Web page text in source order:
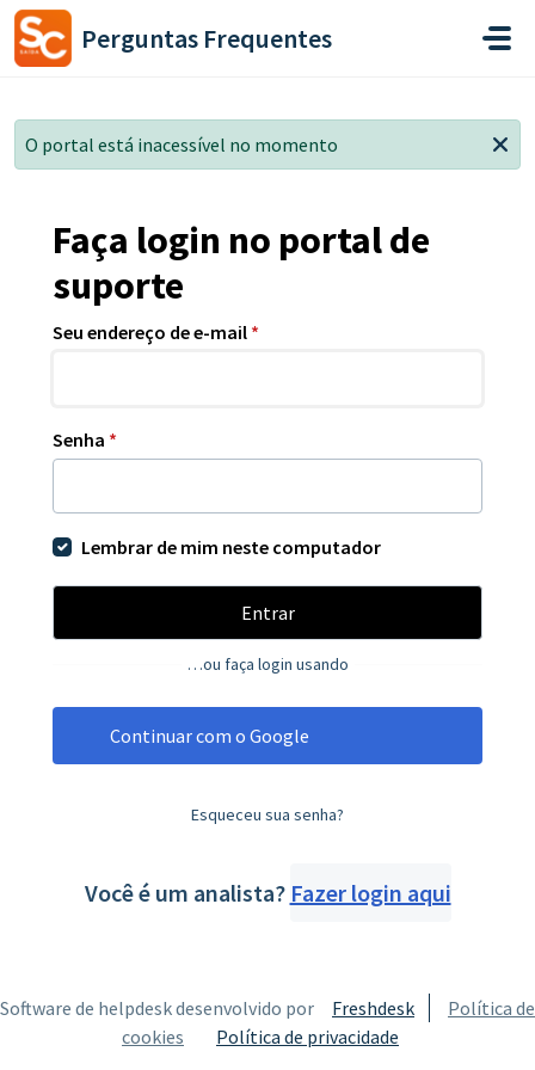
Ir para o conteúdo principal
Perguntas Frequentes
O portal está inacessível no momento
Faça login no portal de
suporte
Seu endereço de e-mail *
Senha *
Lembrar de mim neste computador
Entrar
…ou faça login usando
Continuar com o Google
Esqueceu sua senha?
Você é um analista? Fazer login aqui
Software de helpdesk desenvolvido por Freshdesk
Política de
cookies
Política de privacidade